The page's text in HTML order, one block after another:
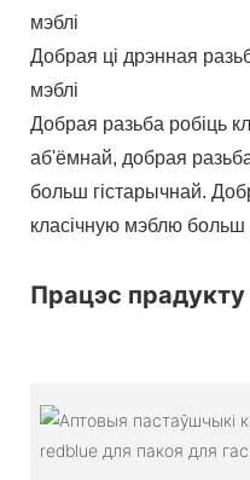
мэблі
Добрая ці дрэнная
мэблі
Добрая разьба робіць
аб'ёмнай, добрая
больш гістарычнай.
класічную мэблю больш
Працэс прадукту